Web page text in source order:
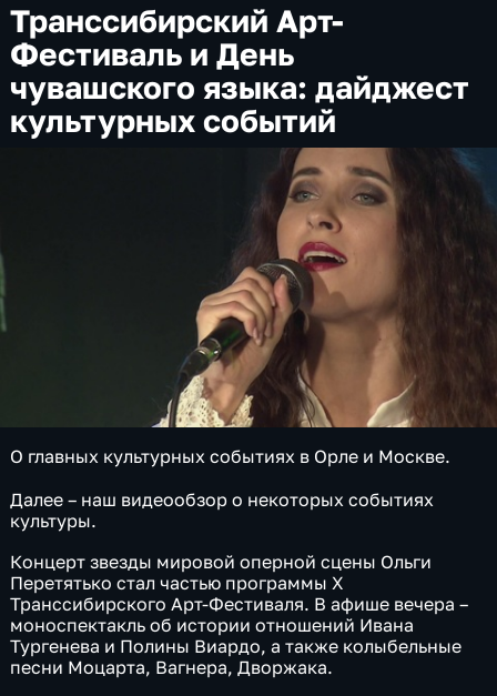
Транссибирский Арт-
Фестиваль и День
чувашского языка: дайджест
культурных событий
О главных культурных событиях в Орле и Москве.
Далее – наш видеообзор о некоторых событиях
культуры.
Концерт звезды мировой оперной сцены Ольги
Перетятько стал частью программы X
Транссибирского Арт-Фестиваля. В афише вечера –
моноспектакль об истории отношений Ивана
Тургенева и Полины Виардо, а также колыбельные
песни Моцарта, Вагнера, Дворжака.